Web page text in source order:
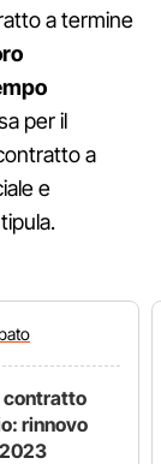
a termine
per il
a
e
rinnovo